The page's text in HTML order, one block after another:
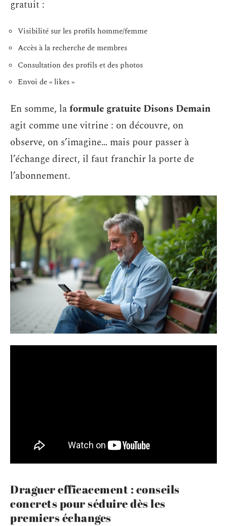
gratuit :
Visibilité sur les profils homme/femme
Accès à la recherche de membres
Consultation des profils et des photos
Envoi de « likes »
En somme, laformule gratuite Disons Demain
agit comme une vitrine : on découvre, on
observe, on s’imagine… mais pour passer à
l’échange direct, il faut franchir la porte de
l’abonnement.
Draguer efficacement : conseils
concrets pour séduire dès les
premiers échanges